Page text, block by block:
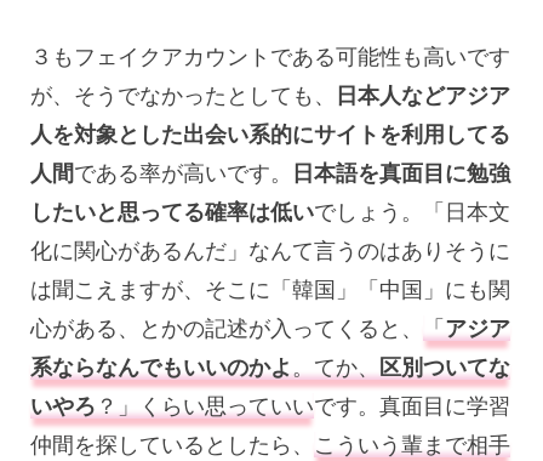
３もフェイクアカウントである可能性も高いです
が、そうでなかったとしても、
日本人などアジア
人を対象とした出会い系的にサイトを利用してる
人間である率が高いです。
日本語を真面目に勉強
したいと思ってる確率は低いでしょう。「日本文
化に関心があるんだ」なんて言うのはありそうに
は聞こえますが、そこに「韓国」「中国」にも関
心がある、とかの記述が入ってくると、
「 アジア
系ならなんでもいいのかよ 。てか、
区別ついてな
いやろ ？」くらい思っていいです。真面目に学習
仲間を探しているとしたら、 こういう輩まで相手